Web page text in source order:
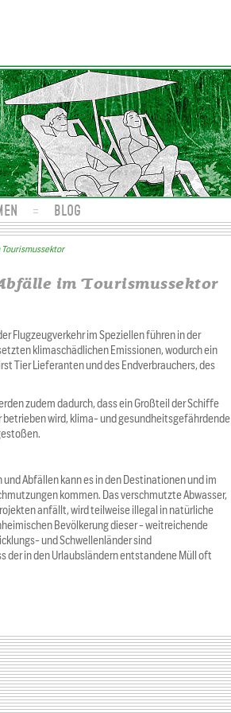
BLOG
Tourismussektor
im Tourismussektor
Flugzeugverkehr im Speziellen führen in der
klimaschädlichen Emissionen, wodurch ein
Tier Lieferanten und des Endverbrauchers, des
zudem dadurch, dass ein Großteil der Schiffe
wird, klima- und gesundheitsgefährdende
Abfällen kann es in den Destinationen und im
kommen. Das verschmutzte Abwasser,
anfällt, wird teilweise illegal in natürliche
Bevölkerung dieser - weitreichende
und Schwellenländer sind
in den Urlaubsländern entstandene Müll oft